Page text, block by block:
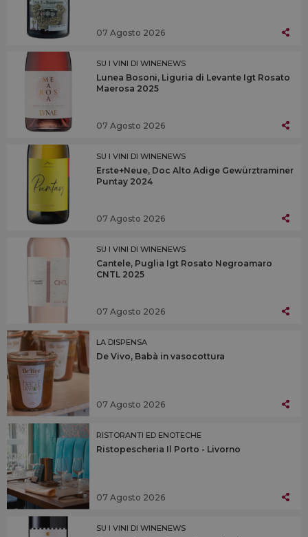
07 Agosto 2026
SU I VINI DI WINENEWS
Lunea Bosoni, Liguria di Levante Igt Rosato
Maerosa 2025
07 Agosto 2026
SU I VINI DI WINENEWS
Erste+Neue, Doc Alto Adige Gewürztraminer
Puntay 2024
07 Agosto 2026
SU I VINI DI WINENEWS
Cantele, Puglia Igt Rosato Negroamaro
CNTL 2025
07 Agosto 2026
LA DISPENSA
De Vivo, Babà in vasocottura
07 Agosto 2026
RISTORANTI ED ENOTECHE
Ristopescheria Il Porto - Livorno
07 Agosto 2026
SU I VINI DI WINENEWS